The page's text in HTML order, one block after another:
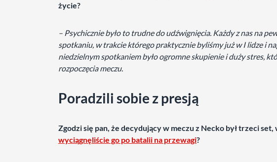
życie?
– Psychicznie było to trudne do udźwignięcia. Każdy z nas na
spotkaniu, w trakcie którego praktycznie byliśmy już w I lidze i
niedzielnym spotkaniem było ogromne skupienie i duży stres,
rozpoczęcia meczu.
Poradzili sobie z presją
Zgodzi się pan, że decydujący w meczu z Necko był trzeci
wyciągnęliście go po batalii na przewagi?